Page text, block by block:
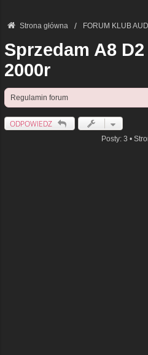
Strona główna
Sprzedam A8
2000r
Regulamin forum
ODPOWIEDZ
Posty: 3 •